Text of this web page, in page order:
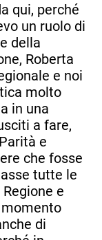
qui, perché
un ruolo di
della
Roberta
e noi
molto
in una
a fare,
e
che fosse
tutte le
e
di